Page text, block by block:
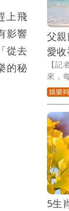
上飛
影響
從去
的秘
父
愛收
【
來，
手說
家，
許多
期待
揭露
及，
年千
娛樂
5生